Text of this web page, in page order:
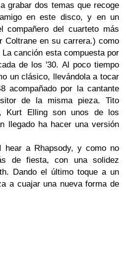
grabar dos temas que recoge
en este disco, y en un
compañero del cuarteto más
Coltrane en su carrera.) como
canción esta compuesta por
de los '30. Al poco tiempo
un clásico, llevándola a tocar
acompañado por la cantante
de la misma pieza. Tito
Kurt Elling son unos de los
llegado ha hacer una versión
hear a Rhapsody, y como no
de fiesta, con una solidez
Dando el último toque a un
a cuajar una nueva forma de